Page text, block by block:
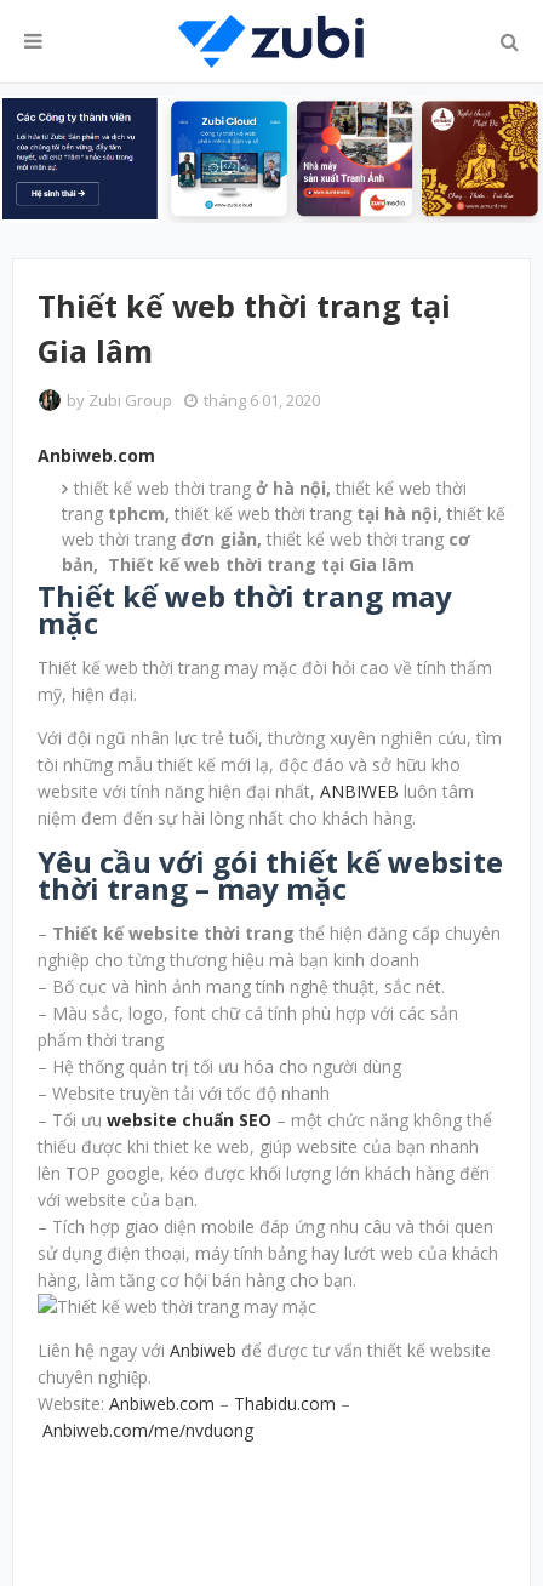
Thiết kế web thời trang tại
Gia lâm
by Zubi Group tháng 6 01, 2020
Anbiweb.com
thiết kế web thời trang ở hà nội, thiết kế web thời
trang tphcm, thiết kế web thời trang tại hà nội, thiết kế
web thời trang đơn giản, thiết kế web thời trang cơ
bản, Thiết kế web thời trang tại Gia lâm
Thiết kế web thời trang may
mặc
Thiết kế web thời trang may mặc đòi hỏi cao về tính thẩm
mỹ, hiện đại.
Với đội ngũ nhân lực trẻ tuổi, thường xuyên nghiên cứu, tìm
tòi những mẫu thiết kế mới lạ, độc đáo và sở hữu kho
website với tính năng hiện đại nhất, ANBIWEB luôn tâm
niệm đem đến sự hài lòng nhất cho khách hàng.
Yêu cầu với gói thiết kế website
thời trang – may mặc
– Thiết kế website thời trang thể hiện đăng cấp chuyên
nghiệp cho từng thương hiệu mà bạn kinh doanh
– Bố cục và hình ảnh mang tính nghệ thuật, sắc nét.
– Màu sắc, logo, font chữ cá tính phù hợp với các sản
phẩm thời trang
– Hệ thống quản trị tối ưu hóa cho người dùng
– Website truyền tải với tốc độ nhanh
– Tối ưu website chuẩn SEO – một chức năng không thể
thiếu được khi thiet ke web, giúp website của bạn nhanh
lên TOP google, kéo được khối lượng lớn khách hàng đến
với website của bạn.
– Tích hợp giao diện mobile đáp ứng nhu câu và thói quen
sử dụng điện thoại, máy tính bảng hay lướt web của khách
hàng, làm tăng cơ hội bán hàng cho bạn.
Liên hệ ngay với Anbiweb để được tư vấn thiết kế website
chuyên nghiệp.
Website: Anbiweb.com – Thabidu.com –
Anbiweb.com/me/nvduong